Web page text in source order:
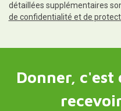
détaillées supplémentaires
de confidentialité et de
Donner, c'est